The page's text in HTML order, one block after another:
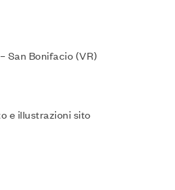
San Bonifacio (VR)
e illustrazioni sito